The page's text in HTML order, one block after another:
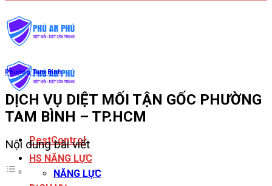
PestControl
HS NĂNG LỰC
NĂNG LỰC
Phường Tam Bình
DỊCH VỤ DIỆT MỐI TẬN GỐC PHƯỜNG
TAM BÌNH – TP.HCM
Nội dung bài viết